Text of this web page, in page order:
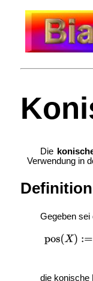
Die
Verwendung in
Definition
Gegeben sei
die konische